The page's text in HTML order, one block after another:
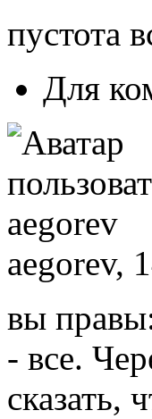
пустота
Для
aegorev,
вы
- все.
сказать,